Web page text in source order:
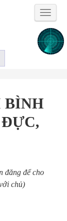
Toggle
BÌNH
ĐỰC,
đăng để cho
chủ)